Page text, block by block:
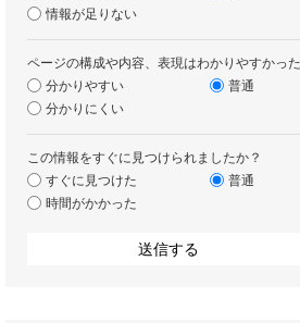
情報が足りない
ページの構成や内容、表現はわかりやすかっ
分かりやすい
普通
分かりにくい
この情報をすぐに見つけられましたか？
すぐに見つけた
普通
時間がかかった